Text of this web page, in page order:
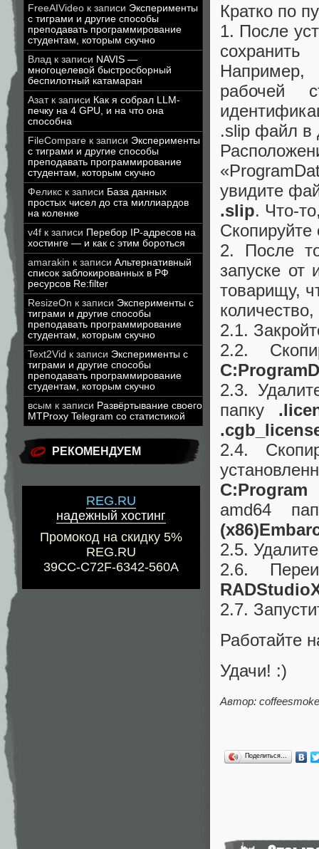
FreeAIVideo к записи Эксперименты
с тиграми и другие способы
преподавать программирование
студентам, которым скучно
Влад к записи NAVIS —
многоцелевой быстросборный
беспилотный катамаран
Азатк записи Как я собрал LLM-
печку на 4 GPU, и на что она
способна
FileCompare к записи Эксперименты
с тиграми и другие способы
преподавать программирование
студентам, которым скучно
Феликс к записи База данных
простых чисел до ста миллиардов
на коленке
v4f к записи Перебор IP-адресов на
хостинге — и как с этим бороться
amarakin к записи Альтернативный
список заблокированных в РФ
ресурсов Re:filter
ResizeOn к записи Эксперименты с
тиграми и другие способы
преподавать программирование
студентам, которым скучно
Text2Vid к записи Эксперименты с
тиграми и другие способы
преподавать программирование
студентам, которым скучно
всым к записи Развёртывание своего
MTProxy Telegram со статистикой
РЕКОМЕНДУЕМ
REG.RU
надежный хостинг
Промокод на скидку 5%
REG.RU
39CC-C72F-6342-560A
Кратко по
1. После
Например,
рабочей
.slip файл в
увидите
.slip. Что-
Скопируйте
2. После
запуске от
товарищу,
2.1.
2.2.
2.3.
папку
2.4.
C:Program
amd64
2.5.
2.6.
2.7.
Работайте
Удачи! :)
Автор: coffeesmoke
Поделиться…